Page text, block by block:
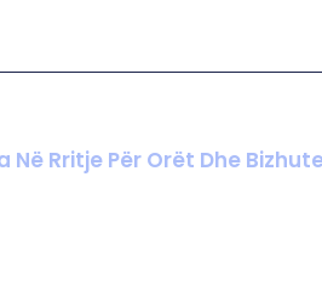
Rritje Për Orët Dhe